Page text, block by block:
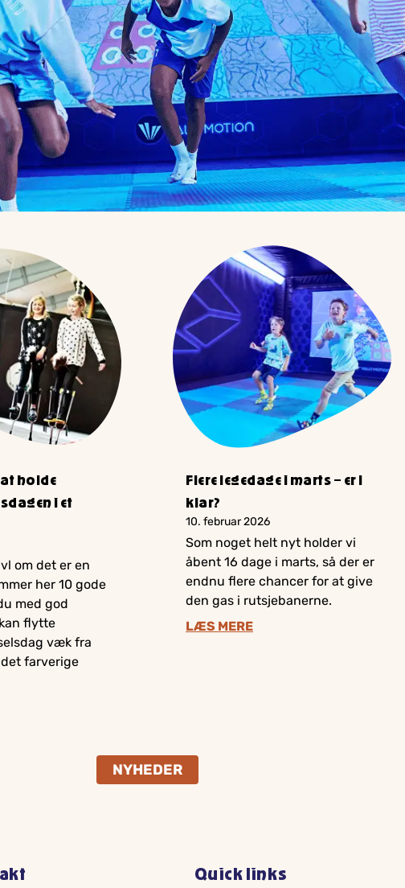
holde
i et
om det er en
her 10 gode
med god
flytte
væk fra
farverige
Flere legedage i marts – er I
klar?
10. februar 2026
Som noget helt nyt holder vi
åbent 16 dage i marts, så der er
endnu flere chancer for at give
den gas i rutsjebanerne.
LÆS MERE
NYHEDER
Quick links